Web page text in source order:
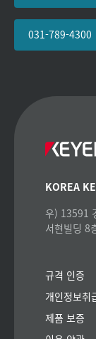
031-789-4300
KOREA
우) 13591
서현빌딩 8
규격 인증
개인정보취
제품 보증